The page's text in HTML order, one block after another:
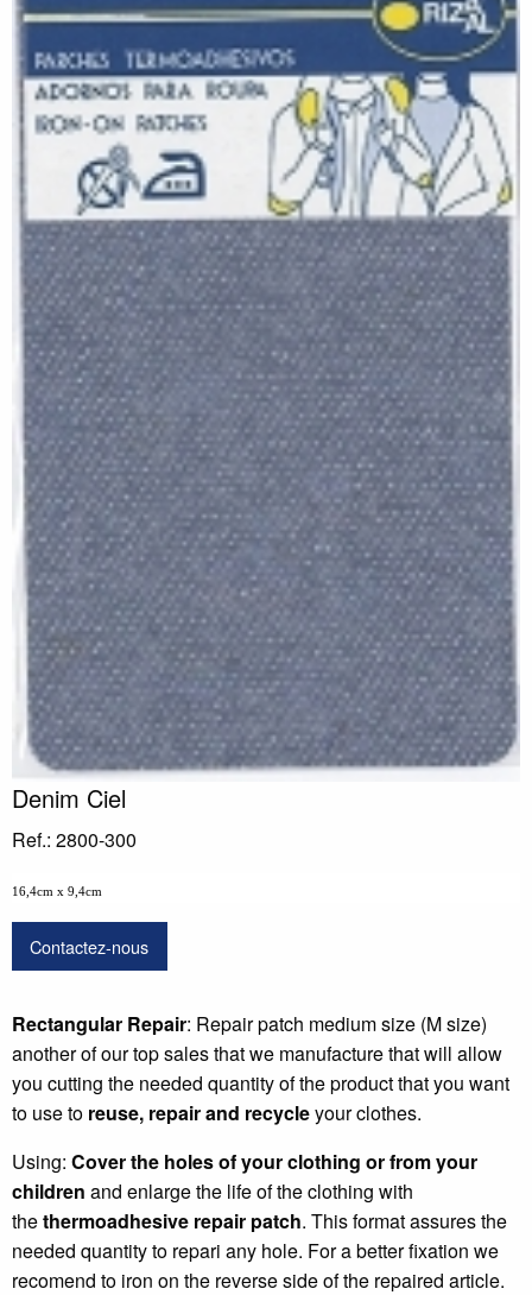
Denim Ciel
Ref.: 2800-300
16,4cm x 9,4cm
Contactez-nous
Rectangular Repair: Repair patch medium size (M size)
another of our top sales that we manufacture that will allow
you cutting the needed quantity of the product that you want
to use to reuse, repair and recycleyour clothes.
Using: Cover the holes of your clothing or from your
children and enlarge the life of the clothing with
thethermoadhesive repair patch. This format assures the
needed quantity to repari any hole. For a better fixation we
recomend to iron on the reverse side of the repaired article.